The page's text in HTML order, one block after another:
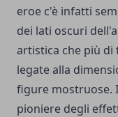
eroe c'è infatti
dei lati oscuri
artistica che più
legate alla
figure mostruose.
pioniere degli